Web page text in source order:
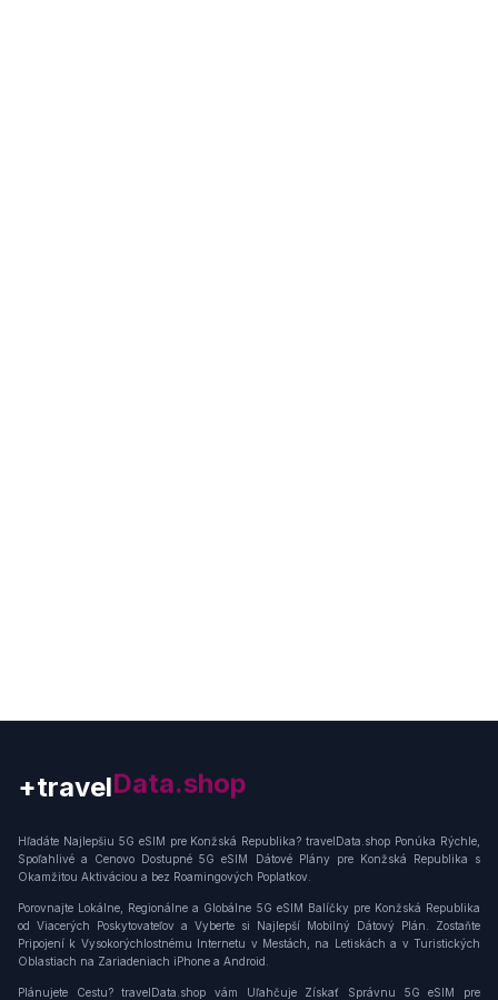
+travelConnection
Hľadáte Najlepšiu 5G eSIM pre Konžská Republika? travelData.shop Ponúka Rýchle,
Spoľahlivé a Cenovo Dostupné 5G eSIM Dátové Plány pre Konžská Republika s
Okamžitou Aktiváciou a bez Roamingových Poplatkov.
Porovnajte Lokálne, Regionálne a Globálne 5G eSIM Balíčky pre Konžská Republika
od Viacerých Poskytovateľov a Vyberte si Najlepší Mobilný Dátový Plán. Zostaňte
Pripojení k Vysokorýchlostnému Internetu v Mestách, na Letiskách a v Turistických
Oblastiach na Zariadeniach iPhone a Android.
Plánujete Cestu? travelData.shop vám Uľahčuje Získať Správnu 5G eSIM pre